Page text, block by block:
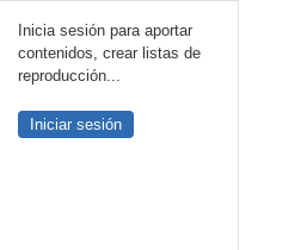
Inicia sesión para aportar
contenidos, crear listas de
reproducción...
Iniciar sesión